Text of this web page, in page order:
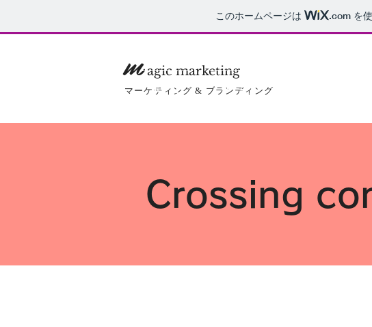
このホームページは .com を
magic marketing
マーケティング & ブランディング
ホーム リテール・アウトレット
Crossing